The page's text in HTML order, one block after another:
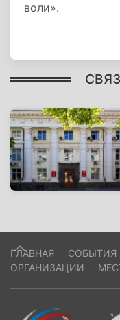
воли».
ГЛАВНАЯ СОБЫТИЯ
ОРГАНИЗАЦИИ